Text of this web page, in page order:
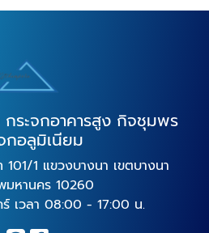
ระจกอาคารสูง กิจชุมพร
กอลูมิเนียม
1 แขวงบางนา เขตบางนา
มหานคร 10260
เวลา 08:00 - 17:00 น.